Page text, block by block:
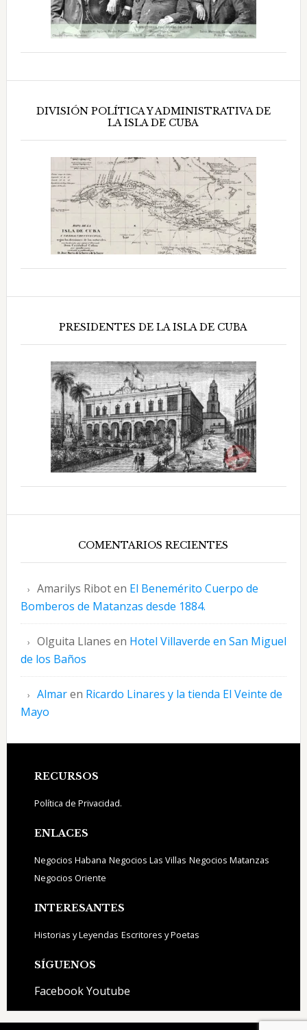
DIVISIÓN POLÍTICA Y ADMINISTRATIVA DE
LA ISLA DE CUBA
PRESIDENTES DE LA ISLA DE CUBA
COMENTARIOS RECIENTES
Amarilys Riboten El Benemérito Cuerpo de
Bomberos de Matanzas desde 1884.
Olguita Llanes en Hotel Villaverde en San Miguel
de los Baños
Almaren Ricardo Linares y la tienda El Veinte de
Mayo
Footer
RECURSOS
Política de Privacidad.
ENLACES
Negocios Habana Negocios Las Villas Negocios Matanzas
Negocios Oriente
INTERESANTES
Historias y Leyendas Escritores y Poetas
SÍGUENOS
FacebookYoutube